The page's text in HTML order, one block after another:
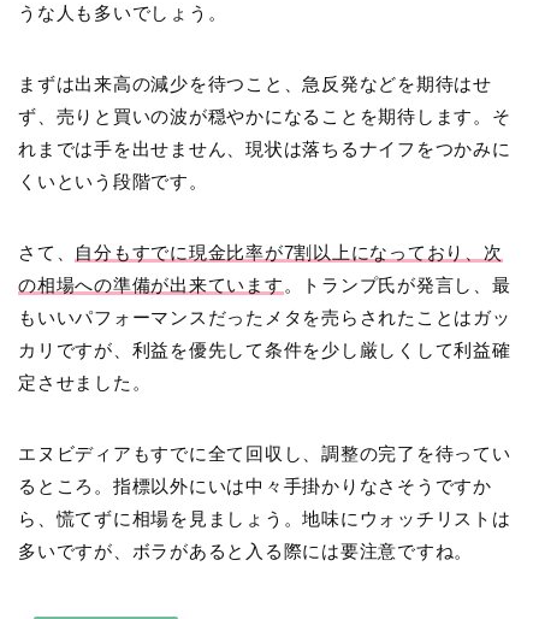
うな人も多いでしょう。
まずは出来高の減少を待つこと、急反発などを期待はせ
ず、売りと買いの波が穏やかになることを期待します。そ
れまでは手を出せません、現状は落ちるナイフをつかみに
くいという段階です。
さて、
自分もすでに現金比率が7割以上になっており、次
の相場への準備が出来ています 。トランプ氏が発言し、最
もいいパフォーマンスだったメタを売らされたことはガッ
カリですが、利益を優先して条件を少し厳しくして利益確
定させました。
エヌビディアもすでに全て回収し、調整の完了を待ってい
るところ。指標以外にいは中々手掛かりなさそうですか
ら、慌てずに相場を見ましょう。地味にウォッチリストは
多いですが、ボラがあると入る際には要注意ですね。